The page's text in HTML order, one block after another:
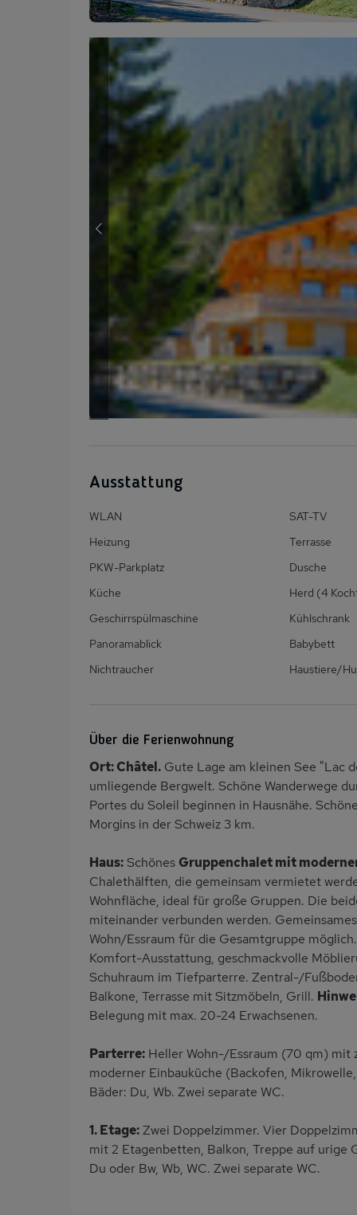
Ausstattung
WLAN
SAT-TV
Heizung
Terrasse
PKW-Parkplatz
Dusche
Küche
Herd (4
Geschirrspülmaschine
Kühlschrank
Panoramablick
Babybett
Nichtraucher
Haustiere/
Über die Ferienwohnung
Ort: Châtel. Gute Lage am kleinen See "Lac
umliegende Bergwelt. Schöne Wanderwege
Portes du Soleil beginnen in Hausnähe.
Morgins in der Schweiz 3 km.
Haus: SchönesGruppenchalet mit
Chalethälften, die gemeinsam vermietet
Wohnfläche, ideal für große Gruppen. Die
miteinander verbunden werden.
Wohn/Essraum für die Gesamtgruppe
Komfort-Ausstattung, geschmackvolle
Schuhraum im Tiefparterre. Zentral-/
Balkone, Terrasse mit Sitzmöbeln, Grill.
Belegung mit max. 20-24 Erwachsenen.
Parterre: Heller Wohn-/Essraum (70 qm) mit
moderner Einbauküche (Backofen,
Bäder: Du, Wb. Zwei separate WC.
1. Etage:Zwei Doppelzimmer. Vier
mit 2 Etagenbetten, Balkon, Treppe auf urige
Du oder Bw, Wb, WC. Zwei separate WC.